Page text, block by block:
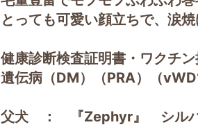
とっても可愛い顔立ちで、涙
健康診断検査証明書・ワクチン
遺伝病（DM）（PRA）（
父犬 ： 『Zephyr』 シルバ